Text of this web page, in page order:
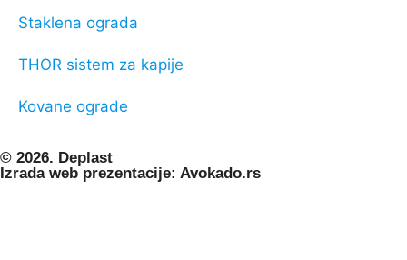
Staklena ograda
THOR sistem za kapije
Kovane ograde
© 2026. Deplast
Izrada web prezentacije: Avokado.rs